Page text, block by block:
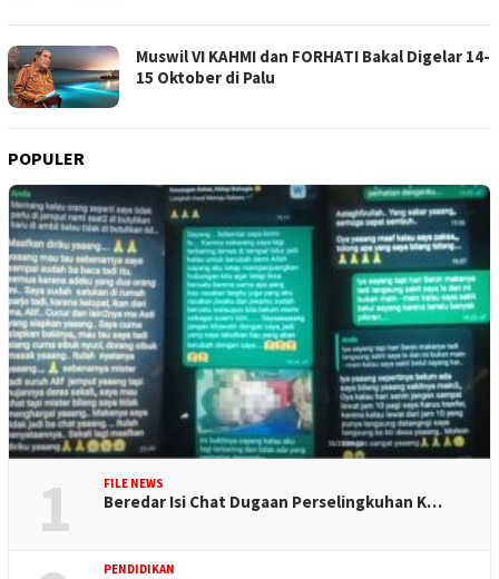
Muswil VI KAHMI dan FORHATI Bakal Digelar 14-
15 Oktober di Palu
POPULER
1 FILE NEWS
Beredar Isi Chat Dugaan Perselingkuhan K…
PENDIDIKAN